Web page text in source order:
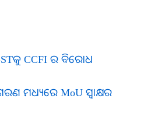
CCFI ର ବିରୋଧ
ମଧ୍ୟରେ MoU ସ୍ଵାକ୍ଷର